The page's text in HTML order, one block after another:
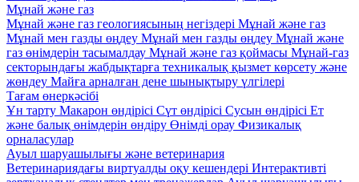
Мұнай және газ
Мұнай және газ геологиясының негіздері Мұнай және газ
Мұнай мен газды өңдеу Мұнай мен газды өңдеу Мұнай және
газ өнімдерін тасымалдау Мұнай және газ қоймасы Мұнай-газ
секторындағы жабдықтарға техникалық қызмет көрсету және
жөндеу Майға арналған дене шынықтыру үлгілері
Тағам өнеркәсібі
Ұн тарту Макарон өндірісі Сүт өндірісі Сусын өндірісі Ет
және балық өнімдерін өндіру Өнімді орау Физикалық
орналасулар
Ауыл шаруашылығы және ветеринария
Ветеринариядағы виртуалды оқу кешендері Интерактивті